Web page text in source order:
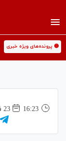
🟡 پرونده‌های ویژه خبری
16:23
23 فروردين 1405